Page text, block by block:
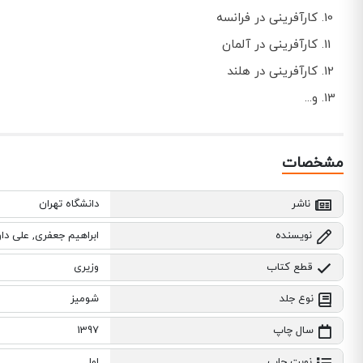
کارآفرینی در فرانسه
کارآفرینی در آلمان
کارآفرینی در هلند
و...
مشخصات
ناشر دانشگاه تهران
نویسنده ابراهیم جعفری, علی
قطع کتاب وزیری
نوع جلد شومیز
سال چاپ 1397